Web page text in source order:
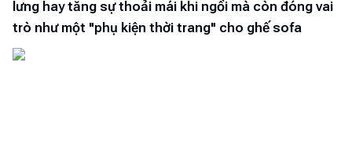
lưng hay tăng sự thoải mái khi ngồi mà còn đóng vai
trò như một "phụ kiện thời trang" cho ghế sofa